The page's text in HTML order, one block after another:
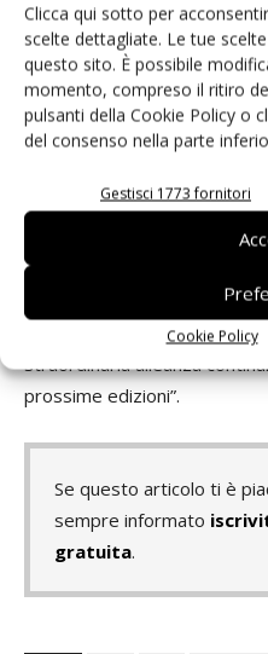
Clicca qui sotto per
scelte dettagliate. Le tue
questo sito. È possibile
momento, compreso il ritiro
pulsanti della Cookie Policy o
del consenso nella parte
Gestisci 1773 fornitori
Cookie Policy
“La collaborazione con le
Distribuzioneper le arance
permettendoci di
Contucci, direttore
Quest’anno dobbiamo
essere presenti in modo
raccogliere risorse
scienziati. E ci consentono di
sull’importanza di
per prevenire il rischio di
straordinaria alleanza
prossime edizioni”.
Se questo articolo ti è
sempre informato
gratuita.